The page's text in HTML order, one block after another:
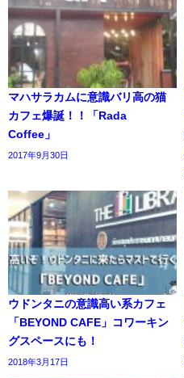
マハサラカムに意識バリ高の猫
カフェ爆誕！！「Rada
Coffee」
2017年9月30日
ウドンタニの意識高い系カフェ
「BEYOND CAFE」コワーキン
グスペースにも！
2018年3月17日